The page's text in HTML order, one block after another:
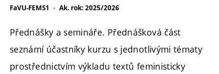
FaVU-FEMS1 Ak. rok: 2025/2026
Přednášky a semináře. Přednášková část
seznámí účastníky kurzu s jednotlivými tématy
prostřednictvím výkladu textů feministicky